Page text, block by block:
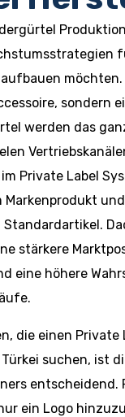
sondern
werden das
Private Label
Markenprodukt
Standardartikel.
stärkere
eine höhere
die einen Private
suchen, ist
entscheidend.
ein Logo